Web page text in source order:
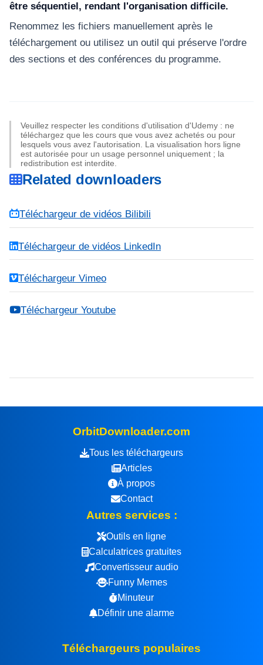
être séquentiel, rendant l'organisation difficile.
Renommez les fichiers manuellement après le
téléchargement ou utilisez un outil qui préserve l'ordre
des sections et des conférences du programme.
Veuillez respecter les conditions d'utilisation d'Udemy : ne
téléchargez que les cours que vous avez achetés ou pour
lesquels vous avez l'autorisation. La visualisation hors ligne
est autorisée pour un usage personnel uniquement ; la
redistribution est interdite.
Related downloaders
Téléchargeur de vidéos Bilibili
Téléchargeur de vidéos LinkedIn
Téléchargeur Vimeo
Téléchargeur Youtube
OrbitDownloader.com
Tous les téléchargeurs
Articles
À propos
Contact
Autres services :
Outils en ligne
Calculatrices gratuites
Convertisseur audio
Funny Memes
Minuteur
Définir une alarme
Téléchargeurs populaires